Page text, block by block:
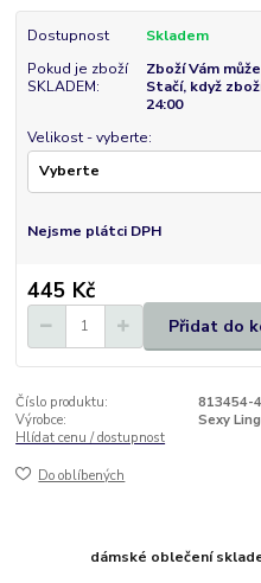
Dostupnost
Skladem
Pokud je zboží
SKLADEM:
Zboží Vám
Stačí, když
24:00
Velikost - vyberte:
Nejsme plátci DPH
445 Kč
Přidat do
Číslo produktu:
813454-4
Výrobce:
Sexy
Hlídat cenu / dostupnost
Do oblíbených
dámské oblečení